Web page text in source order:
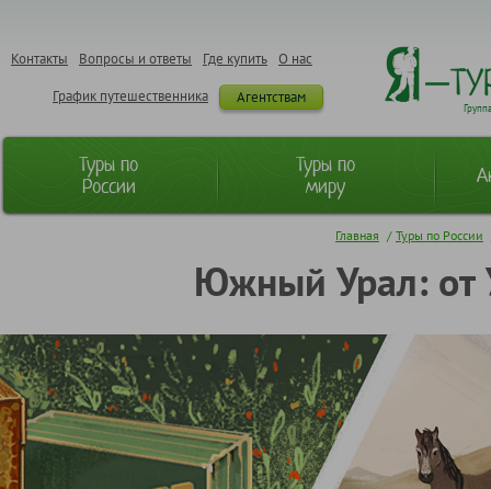
О нас
Где купить
Вопросы и ответы
Контакты
Агентствам
График путешественника
Туры по
России
Туры по
миру
Главная / Туры по России
Южный Урал: от